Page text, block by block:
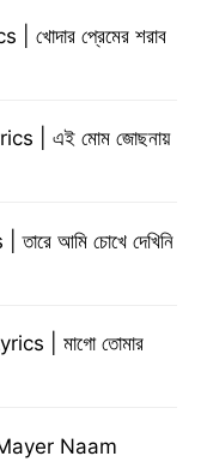
প্রেমের শরাব
| এই মোম জোছনায়
আমি চোখে দেখিনি
| মাগো তোমার
Naam